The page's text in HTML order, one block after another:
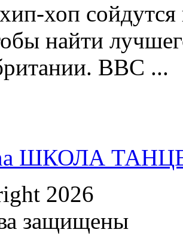
хоп сойдутся
найти
BBC ...
ШКОЛА
2026
защищены